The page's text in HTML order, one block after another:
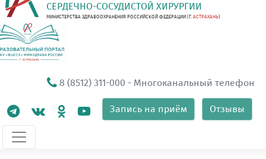
СЕРДЕЧНО-СОСУДИСТОЙ ХИРУРГИИ
МИНИСТЕРСТВА ЗДРАВООХРАНЕНИЯ РОССИЙСКОЙ ФЕДЕРАЦИИ (Г. АСТРАХАНЬ)
8 (8512) 311-000 - Многоканальный телефон
Запись на приём Отзывы